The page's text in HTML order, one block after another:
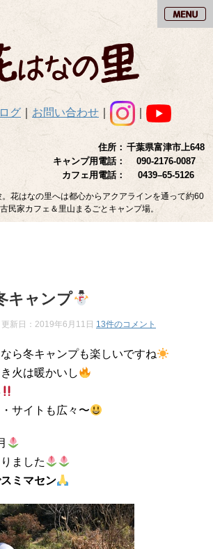
グ お問い合わせ
住所： 千葉県富津市上648
キャンプ用電話：
090-2176-0087
カフェ用電話：
0439–65-5126
花はなの里へは都心からアクアラインを通って約60
民家カフェ＆里山まるごとキャンプ場。
キャンプ
新日： 2019年6月11日 13件のコメント
ら冬キャンプも楽しいですね
火は暖かいし
サイトも広々〜
ました
ミマセン